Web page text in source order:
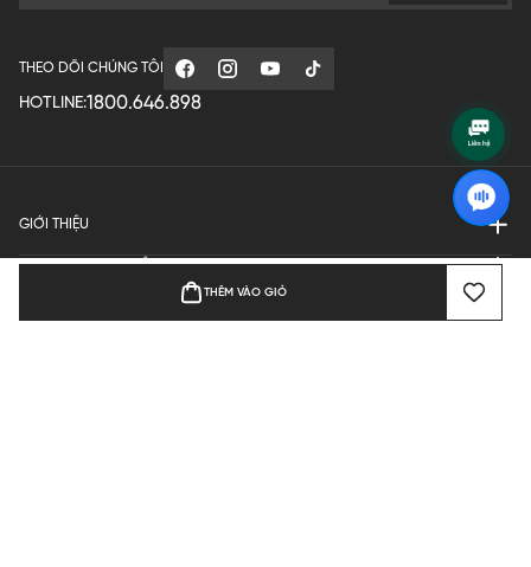
THÊM VÀO GIỎ
THEO DÕI CHÚNG TÔI
HOTLINE:1800.646.898
GIỚI THIỆU
QUY ĐỊNH HOẠT ĐỘNG